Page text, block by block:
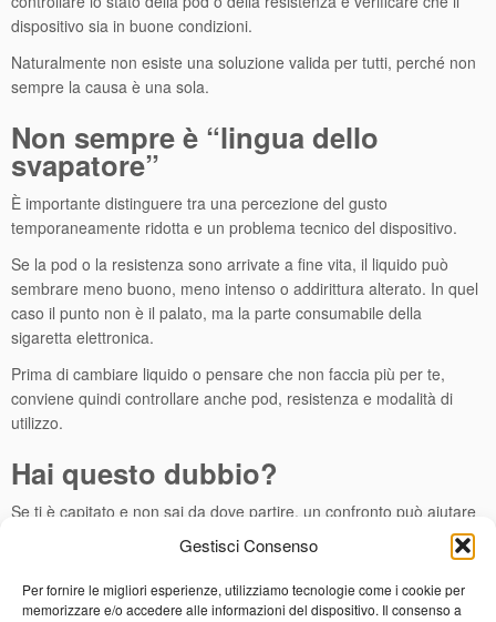
Gestisci Consenso
Per fornire le migliori esperienze, utilizziamo tecnologie come i cookie per
memorizzare e/o accedere alle informazioni del dispositivo. Il consenso a
dispositivo sia in buone condizioni.
Naturalmente non esiste una soluzione valida per tutti, perché non
sempre la causa è una sola.
Non sempre è “lingua dello
svapatore”
È importante distinguere tra una percezione del gusto
temporaneamente ridotta e un problema tecnico del dispositivo.
Se la pod o la resistenza sono arrivate a fine vita, il liquido può
sembrare meno buono, meno intenso o addirittura alterato. In quel
caso il punto non è il palato, ma la parte consumabile della
sigaretta elettronica.
Prima di cambiare liquido o pensare che non faccia più per te,
conviene quindi controllare anche pod, resistenza e modalità di
utilizzo.
Hai questo dubbio?
Se ti è capitato e non sai da dove partire, un confronto può aiutare
a capire meglio la situazione.
senza promesse miracolose, ma con esperienza pratica e